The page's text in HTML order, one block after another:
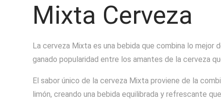
Mixta Cerveza
La cerveza Mixta es una bebida que combina lo
ganado popularidad entre los amantes de la cerveza
El sabor único de la cerveza Mixta proviene de la
limón, creando una bebida equilibrada y refrescante